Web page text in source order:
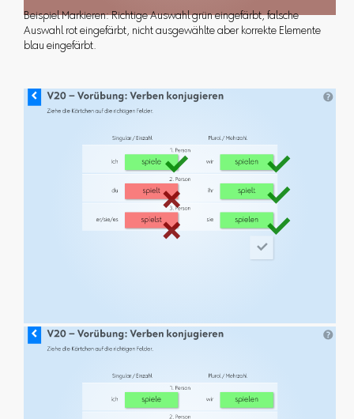
Beispiel Markieren: Richtige Auswahl grün eingefärbt, falsche
Auswahl rot eingefärbt, nicht ausgewählte aber korrekte Elemente
blau eingefärbt.